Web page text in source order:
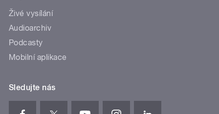
Živé vysílání
Audioarchiv
Podcasty
Mobilní aplikace
Sledujte nás